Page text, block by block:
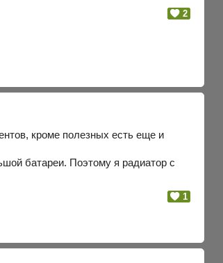
2
кроме полезных есть еще и
батареи. Поэтому я радиатор с
1